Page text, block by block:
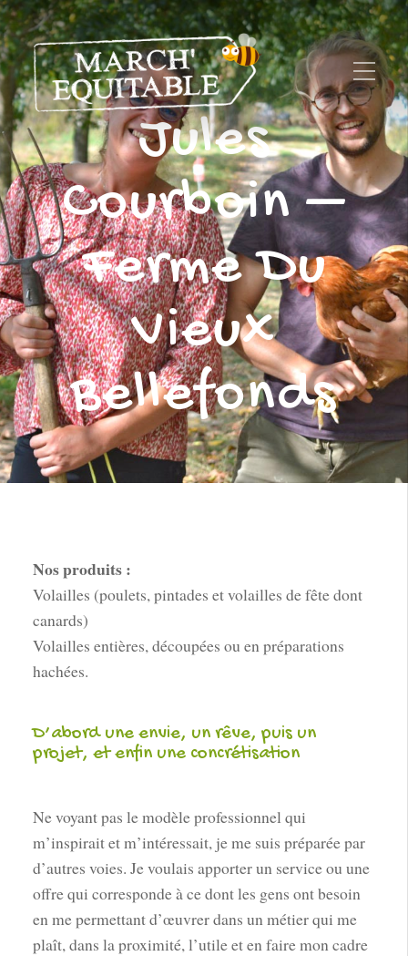
Jules
Courboin –
Ferme Du
Vieux
Bellefonds
Nos produits :
Volailles (poulets, pintades et volailles de fête dont
canards)
Volailles entières, découpées ou en préparations
hachées.
D’abord une envie, un rêve, puis un
projet, et enfin une concrétisation
Ne voyant pas le modèle professionnel qui
m’inspirait et m’intéressait, je me suis préparée par
d’autres voies. Je voulais apporter un service ou une
offre qui corresponde à ce dont les gens ont besoin
en me permettant d’œuvrer dans un métier qui me
plaît, dans la proximité, l’utile et en faire mon cadre